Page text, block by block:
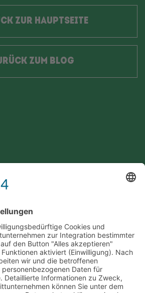
ZUR HAUPTSEITE
ZUM BLOG
Straße 50, 89073 Ulm
E-Mail: marktwesen@ulm-
messe.de
•DOWNLOADS
•DATENSCHUTZ•ADMIN